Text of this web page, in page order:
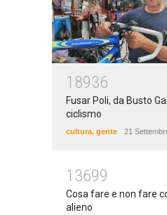
18936
Fusar Poli, da Busto
ciclismo
cultura, gente 21
13699
Cosa fare e non fare
alieno